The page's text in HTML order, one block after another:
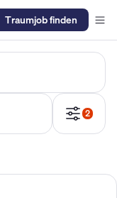
Traumjob finden
2